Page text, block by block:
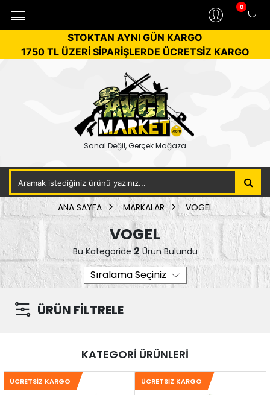
0
STOKTAN AYNI GÜN KARGO
1750 TL ÜZERİ SİPARİŞLERDE ÜCRETSİZ KARGO
Sanal Değil, Gerçek Mağaza
ANA SAYFA MARKALAR VOGEL
VOGEL
Bu Kategoride2Ürün Bulundu
ÜRÜN FİLTRELE
KATEGORİ ÜRÜNLERİ
ÜCRETSIZ KARGO ÜCRETSIZ KARGO